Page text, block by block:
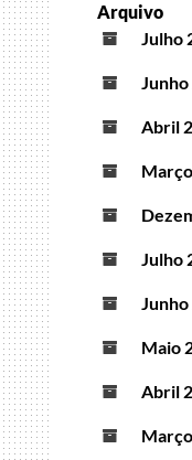
Arquivo
Julho
Abril
Julho
Maio
Abril